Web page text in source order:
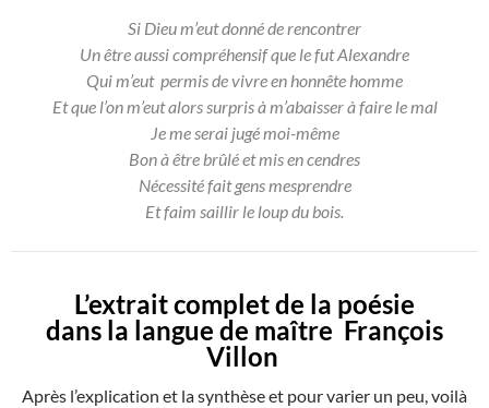
Si Dieu m’eut donné de rencontrer
Un être aussi compréhensif que le fut Alexandre
Qui m’eut permis de vivre en honnête homme
Et que l’on m’eut alors surpris à m’abaisser à faire le mal
Je me serai jugé moi-même
Bon à être brûlé et mis en cendres
Nécessité fait gens mesprendre
Et faim saillir le loup du bois.
L’extrait complet de la poésie
dans la langue de maître François
Villon
Après l’explication et la synthèse et pour varier un peu, voilà